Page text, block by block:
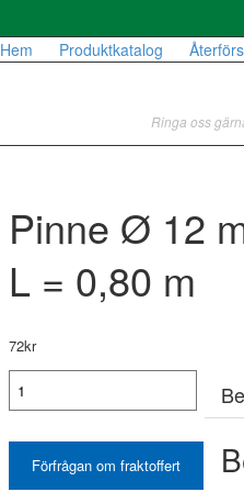
Hem Produktkatalog
Ringa oss
Pinne Ø 12
L = 0,80 m
72kr
Ø
Förfrågan om fraktoffert